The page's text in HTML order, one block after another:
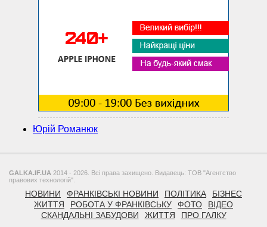
Юрій Романюк
GALKA.IF.UA 2014 - 2026. Всі права захищено. Видавець: ТОВ "Агентство
правових технологій".
НОВИНИ ФРАНКІВСЬКІ НОВИНИ ПОЛІТИКА
БІЗНЕС
ЖИТТЯ
РОБОТА У ФРАНКІВСЬКУ ФОТО
ВІДЕО
СКАНДАЛЬНІ ЗАБУДОВИ
ЖИТТЯ ПРО ГАЛКУ